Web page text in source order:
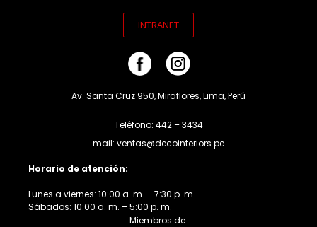
INTRANET
Av. Santa Cruz 950, Miraflores, Lima, Perú
Teléfono: 442 – 3434
mail: ventas@decointeriors.pe
Horario de atención:
Lunes a viernes: 10:00 a. m. – 7:30 p. m.
Sábados: 10:00 a. m. – 5:00 p. m.
Miembros de: